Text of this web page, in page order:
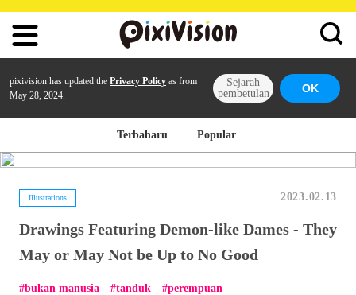
pixivision has updated the Privacy Policy as from
May 28, 2024.
Sejarah
pembetulan
OK
Terbaharu Popular
Illustrations 2023.02.13
Drawings Featuring Demon-like Dames - They
May or May Not be Up to No Good
bukan manusia tanduk
perempuan